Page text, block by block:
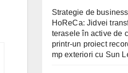
Strategie de
HoReCa: Jidvei
terasele în active de
printr-un proiect
mp exteriori cu Sun